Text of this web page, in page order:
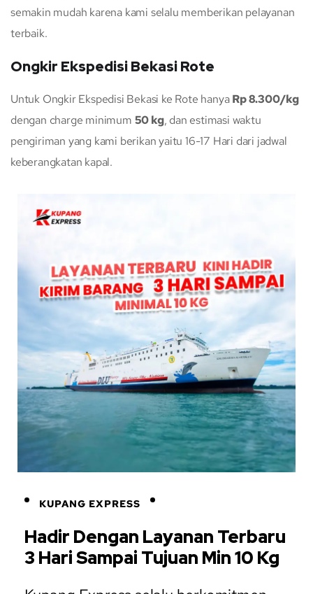
semakin mudah karena kami selalu memberikan pelayanan
terbaik.
Ongkir Ekspedisi Bekasi Rote
Untuk Ongkir Ekspedisi Bekasi ke Rote hanyaRp 8.300/kg
dengan charge minimum 50 kg, dan estimasi waktu
pengiriman yang kami berikan yaitu 16-17 Hari dari jadwal
keberangkatan kapal.
KUPANG EXPRESS
Hadir Dengan Layanan Terbaru
3 Hari Sampai Tujuan Min 10 Kg